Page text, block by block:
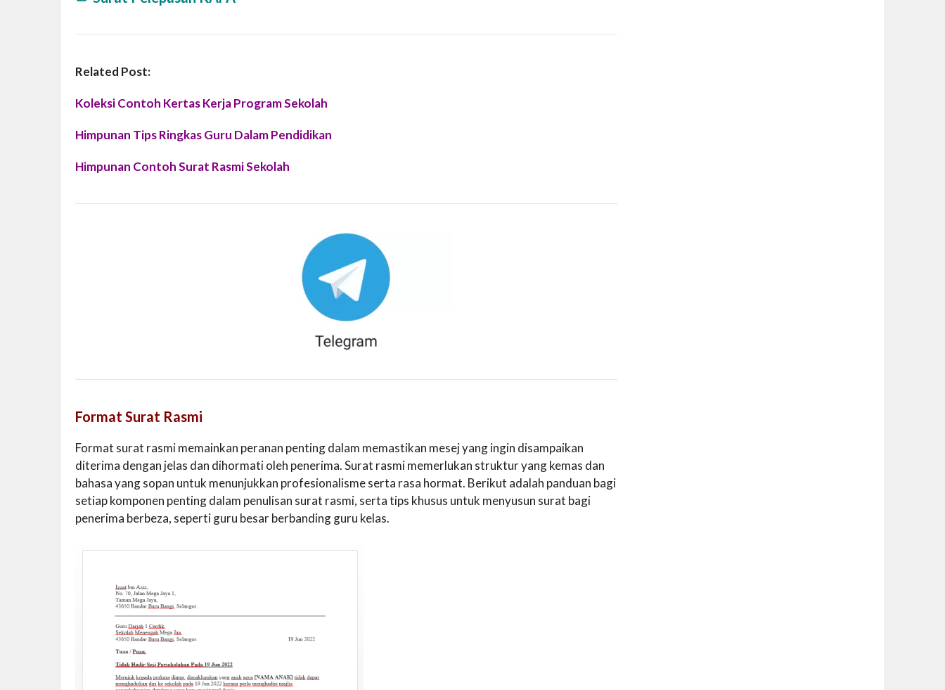
Related Post:
Koleksi Contoh Kertas Kerja Program Sekolah
Himpunan Tips Ringkas Guru Dalam Pendidikan
Himpunan Contoh Surat Rasmi Sekolah
Format Surat Rasmi
Format surat rasmi memainkan peranan penting dalam memastikan mesej yang ingin disampaikan
diterima dengan jelas dan dihormati oleh penerima. Surat rasmi memerlukan struktur yang kemas dan
bahasa yang sopan untuk menunjukkan profesionalisme serta rasa hormat. Berikut adalah panduan bagi
setiap komponen penting dalam penulisan surat rasmi, serta tips khusus untuk menyusun surat bagi
penerima berbeza, seperti guru besar berbanding guru kelas.